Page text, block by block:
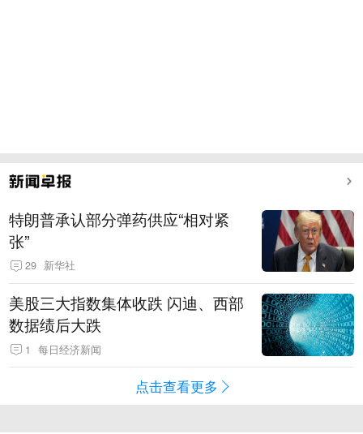
特朗普承认部分弹药供应“相对紧
张”
29 新华社
美股三大指数集体收跌 闪迪、西部
数据绩后大跌
1 每日经济新闻
点击查看更多